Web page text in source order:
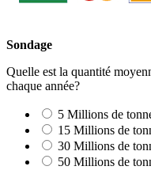
Sondage
Quelle est la quantité
chaque année?
5 Millions de
15 Millions de
30 Millions de
50 Millions de